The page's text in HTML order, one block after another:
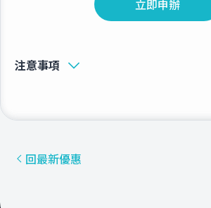
立即申辦
注意事項
回最新優惠